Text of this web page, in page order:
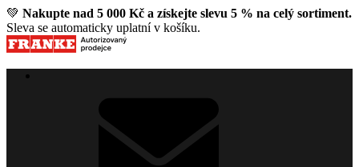
💚 Nakupte nad 5 000 Kč a získejte slevu 5 % na celý sortiment.
Sleva se automaticky uplatní v košíku.